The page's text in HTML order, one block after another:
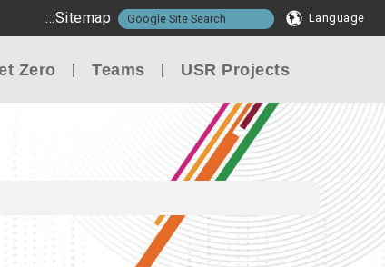
:::Sitemap Language
Zero Teams USR Projects